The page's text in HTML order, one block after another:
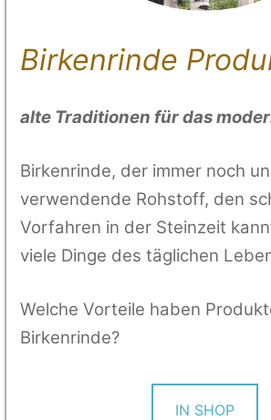
Birkenrinde
alte Traditionen für das
Birkenrinde, der immer noch
verwendende Rohstoff, den
Vorfahren in der Steinzeit
viele Dinge des täglichen
Welche Vorteile haben
Birkenrinde?
IN SHOP